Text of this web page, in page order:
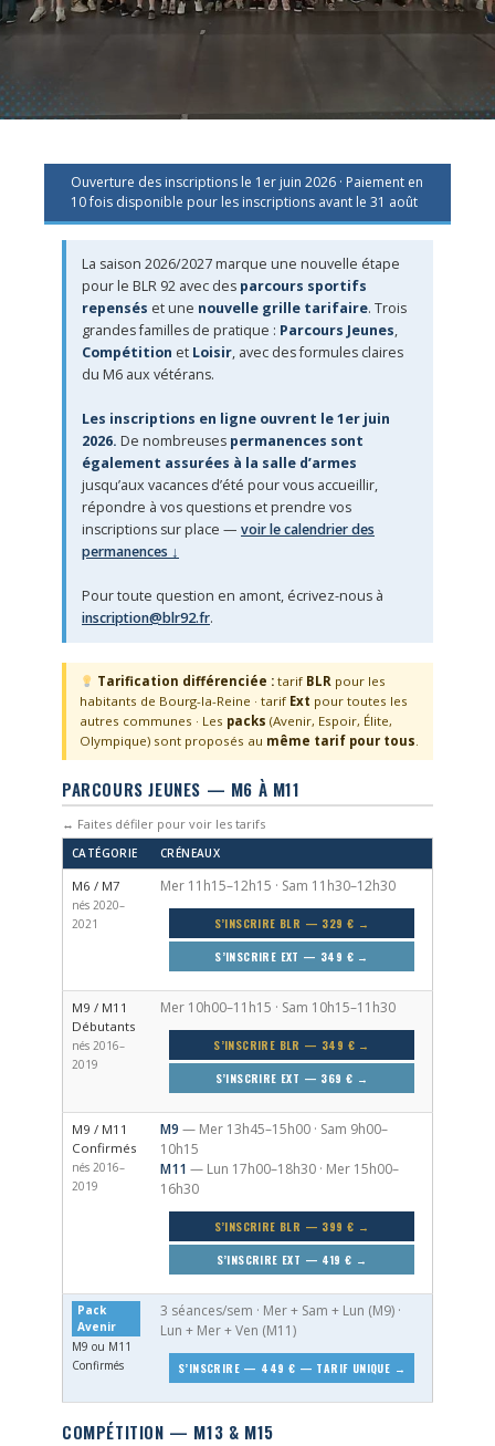
Ouverture des inscriptions le 1er juin 2026 · Paiement en
10 fois disponible pour les inscriptions avant le 31 août
La saison 2026/2027 marque une nouvelle étape
pour le BLR 92 avec des parcours sportifs
repensés et une nouvelle grille tarifaire. Trois
grandes familles de pratique : Parcours Jeunes,
Compétition et Loisir, avec des formules claires
du M6 aux vétérans.
Les inscriptions en ligne ouvrent le 1er juin
2026. De nombreuses permanences sont
également assurées à la salle d’armes
jusqu’aux vacances d’été pour vous accueillir,
répondre à vos questions et prendre vos
inscriptions sur place — voir le calendrier des
permanences ↓
Pour toute question en amont, écrivez-nous à
inscription@blr92.fr.
Tarification différenciée : tarif BLR pour les
habitants de Bourg-la-Reine · tarif Ext pour toutes les
autres communes · Les packs (Avenir, Espoir, Élite,
Olympique) sont proposés au même tarif pour tous.
PARCOURS JEUNES — M6 À M11
↔ Faites défiler pour voir les tarifs
CATÉGORIE CRÉNEAUX
M6 / M7
nés 2020–
2021
Mer 11h15–12h15 · Sam 11h30–12h30
S’INSCRIRE BLR — 329 € →
S’INSCRIRE EXT — 349 € →
M9 / M11
Débutants
nés 2016–
2019
Mer 10h00–11h15 · Sam 10h15–11h30
S’INSCRIRE BLR — 349 € →
S’INSCRIRE EXT — 369 € →
M9 / M11
Confirmés
nés 2016–
2019
M9 — Mer 13h45–15h00 · Sam 9h00–
10h15
M11 — Lun 17h00–18h30 · Mer 15h00–
16h30
S’INSCRIRE BLR — 399 € →
S’INSCRIRE EXT — 419 € →
Pack
Avenir
M9 ou M11
Confirmés
3 séances/sem · Mer + Sam + Lun (M9) ·
Lun + Mer + Ven (M11)
S’INSCRIRE — 449 € — TARIF UNIQUE →
COMPÉTITION — M13 & M15